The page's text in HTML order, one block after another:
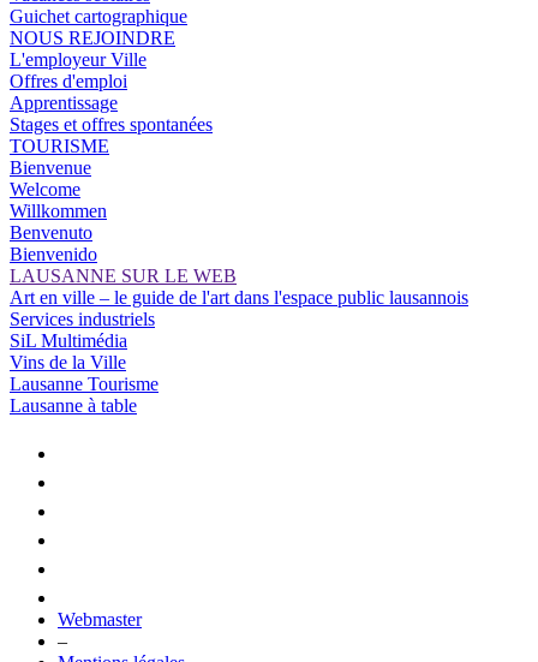
Guichet cartographique
NOUS REJOINDRE
L'employeur Ville
Offres d'emploi
Apprentissage
Stages et offres spontanées
TOURISME
Bienvenue
Welcome
Willkommen
Benvenuto
Bienvenido
LAUSANNE SUR LE WEB
Art en ville – le guide de l'art dans l'espace public lausannois
Services industriels
SiL Multimédia
Vins de la Ville
Lausanne Tourisme
Lausanne à table
Webmaster
–